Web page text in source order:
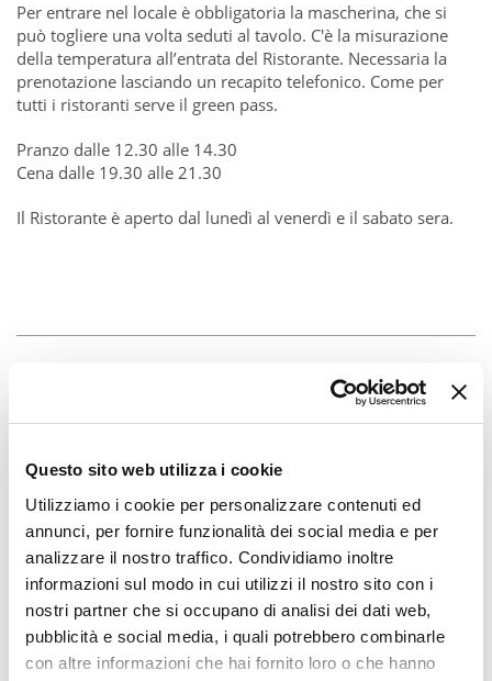
Questo sito web utilizza i cookie
Utilizziamo i cookie per personalizzare contenuti ed
annunci, per fornire funzionalità dei social media e per
analizzare il nostro traffico. Condividiamo inoltre
informazioni sul modo in cui utilizzi il nostro sito con i
nostri partner che si occupano di analisi dei dati web,
pubblicità e social media, i quali potrebbero combinarle
con altre informazioni che hai fornito loro o che hanno
Per entrare nel locale è obbligatoria la mascherina, che si
può togliere una volta seduti al tavolo. C'è la misurazione
della temperatura all’entrata del Ristorante. Necessaria la
prenotazione lasciando un recapito telefonico. Come per
tutti i ristoranti serve il green pass.
Pranzo dalle 12.30 alle 14.30
Cena dalle 19.30 alle 21.30
Il Ristorante è aperto dal lunedì al venerdì e il sabato sera.